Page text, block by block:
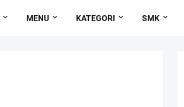
MENU KATEGORI SMK